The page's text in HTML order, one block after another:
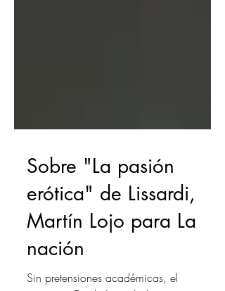
Sobre "La pasión
erótica" de Lissardi,
Martín Lojo para La